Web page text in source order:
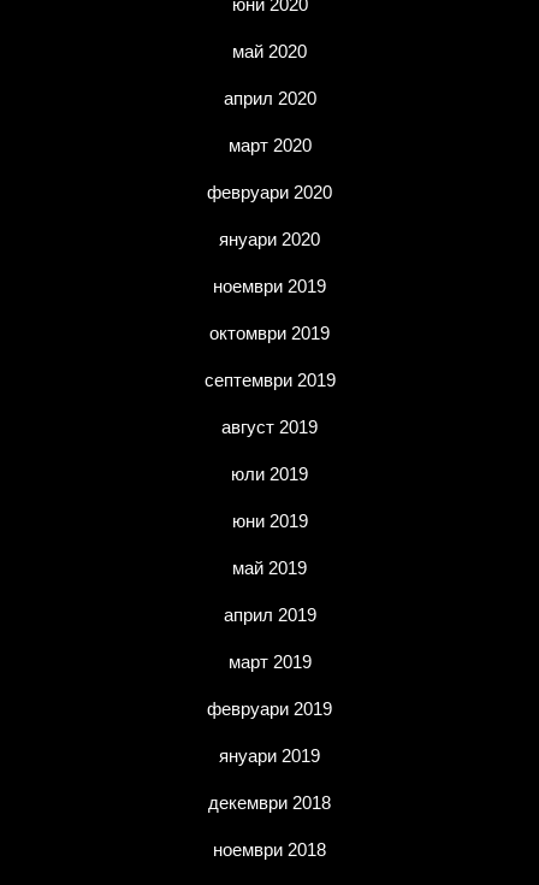
юни 2020
май 2020
април 2020
март 2020
февруари 2020
януари 2020
ноември 2019
октомври 2019
септември 2019
август 2019
юли 2019
юни 2019
май 2019
април 2019
март 2019
февруари 2019
януари 2019
декември 2018
ноември 2018